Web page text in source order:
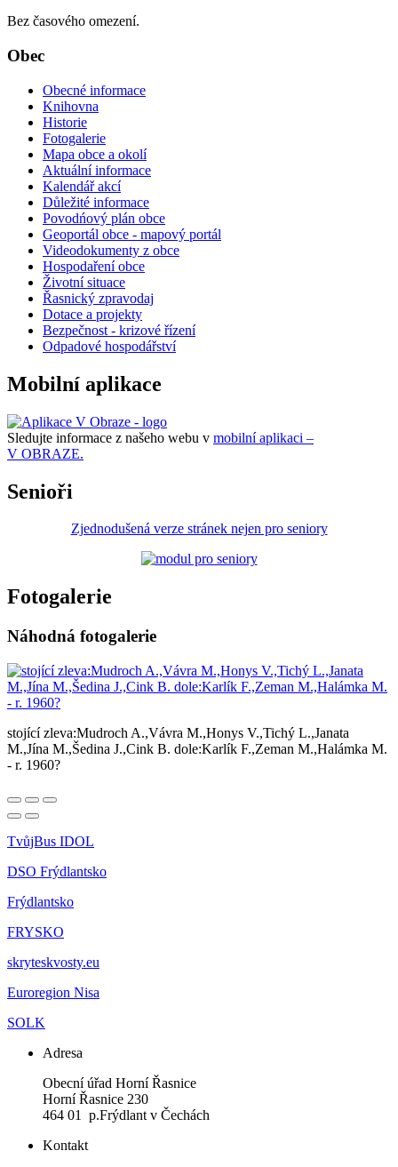
Bez časového omezení.
Obec
Obecné informace
Knihovna
Historie
Fotogalerie
Mapa obce a okolí
Aktuální informace
Kalendář akcí
Důležité informace
Povodńový plán obce
Geoportál obce - mapový portál
Videodokumenty z obce
Hospodaření obce
Životní situace
Řasnický zpravodaj
Dotace a projekty
Bezpečnost - krizové řízení
Odpadové hospodářství
Mobilní aplikace
Sledujte informace z našeho webu v mobilní aplikaci –
V OBRAZE.
Senioři
Zjednodušená verze stránek nejen pro seniory
Fotogalerie
Náhodná fotogalerie
stojící zleva:Mudroch A.,Vávra M.,Honys V.,Tichý L.,Janata
M.,Jína M.,Šedina J.,Cink B. dole:Karlík F.,Zeman M.,Halámka M.
- r. 1960?
TvůjBus IDOL
DSO Frýdlantsko
Frýdlantsko
FRYSKO
skryteskvosty.eu
Euroregion Nisa
SOLK
Adresa
Obecní úřad Horní Řasnice
Horní Řasnice 230
464 01 p.Frýdlant v Čechách
Kontakt